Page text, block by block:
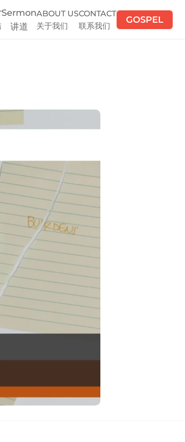
Sermon
讲道
ABOUT US
关于我们
CONTACT
联系我们
GOSPEL